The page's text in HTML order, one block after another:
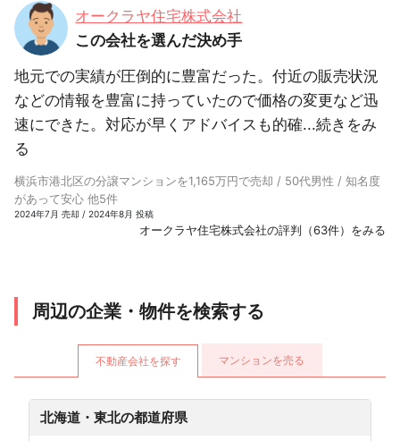
オークラヤ住宅株式会社
この会社を選んだ決め手
地元での実績が圧倒的に豊富だった。付近の販売状況
などの情報を豊富に持っていたので価格の変更など迅
速にできた。対応が早くアドバイスも的確...続きをみ
る
横浜市港北区の分譲マンションを1,165万円で売却 / 50代男性 / 知名度
があって安心 他5件
2024年7月 売却 / 2024年8月 投稿
オークラヤ住宅株式会社の評判（63件）をみる
周辺の企業・物件を検索する
不動産会社を探す マンションを売る
北海道・東北の都道府県